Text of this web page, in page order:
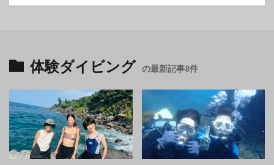
体験ダイビング の最新記事8件